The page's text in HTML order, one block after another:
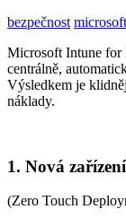
bezpečnost
Microsoft Intune for
centrálně,
Výsledkem je
náklady.
1. Nová
(Zero Touch